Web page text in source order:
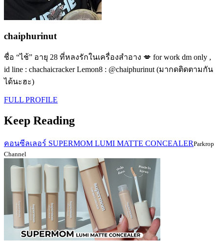
chaiphurinut
ชื่อ “ไช้” อายุ 28 ที่หลงรักในเครื่องสำอาง 💋 for work dm only ,
id line : chachaicracker Lemon8 : @chaiphurinut (มากดติดตามกัน
ได้นะฮะ)
FULL PROFILE
Keep Reading
คอนซีลเลอร์ SUPERMOM LUMI MATTE CONCEALERParkrop
Channel